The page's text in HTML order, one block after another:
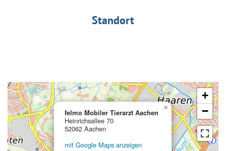
Standort
felmo Mobiler Tierarzt Aachen
Heinrichsallee 70
52062 Aachen
mit Google Maps anzeigen
×
+
−